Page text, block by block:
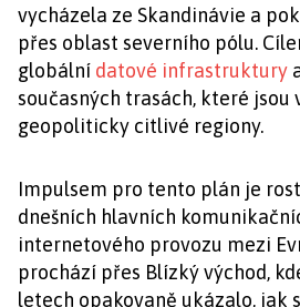
vycházela ze Skandinávie a
přes oblast severního pólu.
globální datové infrastruktury
současných trasách, které jsou
geopoliticky citlivé regiony.
Impulsem pro tento plán je
dnešních hlavních
internetového provozu mezi
prochází přes Blízký východ,
letech opakovaně ukázalo, jak